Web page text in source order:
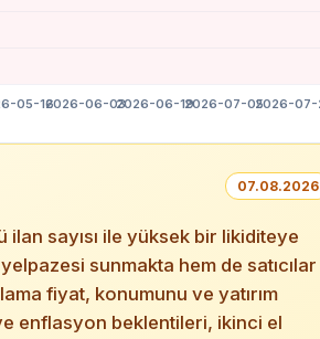
07.08.2026
ilan sayısı ile yüksek bir likiditeye
sunmakta hem de satıcılar
fiyat, konumunu ve yatırım
enflasyon beklentileri, ikinci el